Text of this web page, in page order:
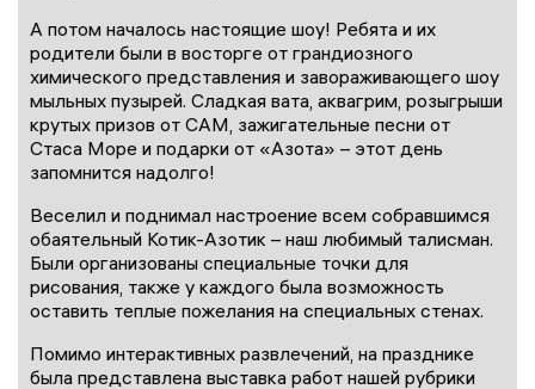
А потом началось настоящие шоу! Ребята и их
родители были в восторге от грандиозного
химического представления и завораживающего шоу
мыльных пузырей. Сладкая вата, аквагрим, розыгрыши
крутых призов от САМ, зажигательные песни от
Стаса Море и подарки от «Азота» – этот день
запомнится надолго!
Веселил и поднимал настроение всем собравшимся
обаятельный Котик-Азотик – наш любимый талисман.
Были организованы специальные точки для
рисования, также у каждого была возможность
оставить теплые пожелания на специальных стенах.
Помимо интерактивных развлечений, на празднике
была представлена выставка работ нашей рубрики